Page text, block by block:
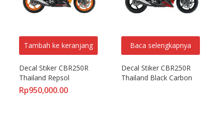
Tambah ke keranjang
Decal Stiker CBR250R
Thailand Repsol
Rp950,000.00
Baca selengkapnya
Decal Stiker CBR250R
Thailand Black Carbon